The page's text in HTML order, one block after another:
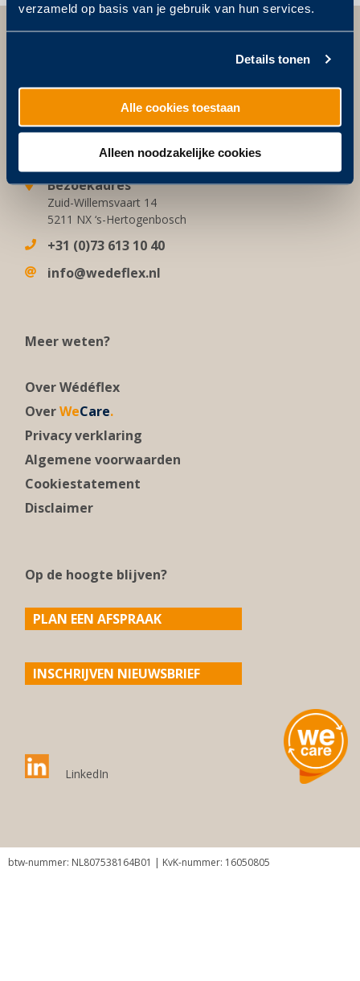
verzameld op basis van je gebruik van hun services.
Details tonen
Alle cookies toestaan
Alleen noodzakelijke cookies
Postadres
5201 AV ‘s-Hertogenbosch
Bezoekadres
Zuid-Willemsvaart 14
5211 NX ‘s-Hertogenbosch
+31 (0)73 613 10 40
info@wedeflex.nl
Meer weten?
Over Wédéflex
OverWeCare.
Privacy verklaring
Algemene voorwaarden
Cookiestatement
Disclaimer
Op de hoogte blijven?
PLAN EEN AFSPRAAK
INSCHRIJVEN NIEUWSBRIEF
LinkedIn
btw-nummer: NL807538164B01 | KvK-nummer: 16050805